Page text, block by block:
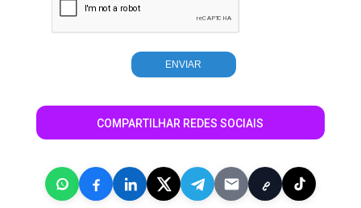
COMPARTILHAR REDES SOCIAIS